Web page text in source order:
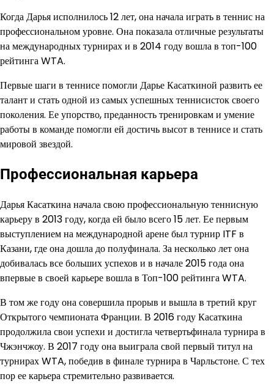
Когда Дарья исполнилось 12 лет, она начала играть в теннис на
профессиональном уровне. Она показала отличные результаты
на международных турнирах и в 2014 году вошла в топ-100
рейтинга WTA.
Первые шаги в теннисе помогли Дарье Касаткиной развить ее
талант и стать одной из самых успешных теннисисток своего
поколения. Ее упорство, преданность тренировкам и умение
работы в команде помогли ей достичь высот в теннисе и стать
мировой звездой.
Профессиональная карьера
Дарья Касаткина начала свою профессиональную теннисную
карьеру в 2013 году, когда ей было всего 15 лет. Ее первым
выступлением на международной арене был турнир ITF в
Казани, где она дошла до полуфинала. За несколько лет она
добивалась все больших успехов и в начале 2015 года она
впервые в своей карьере вошла в Топ-100 рейтинга WTA.
В том же году она совершила прорыв и вышла в третий круг
Открытого чемпионата Франции. В 2016 году Касаткина
продолжила свои успехи и достигла четвертьфинала турнира в
Чжэнчжоу. В 2017 году она выиграла свой первый титул на
турнирах WTA, победив в финале турнира в Чарльстоне. С тех
пор ее карьера стремительно развивается.